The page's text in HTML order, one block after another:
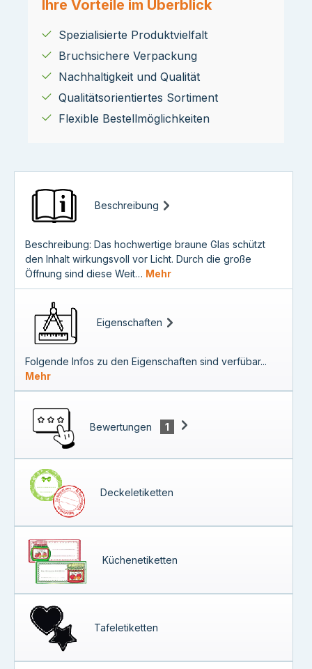
Ihre Vorteile im Überblick
Spezialisierte Produktvielfalt
Bruchsichere Verpackung
Nachhaltigkeit und Qualität
Qualitätsorientiertes Sortiment
Flexible Bestellmöglichkeiten
Beschreibung
Beschreibung: Das hochwertige braune Glas schützt
den Inhalt wirkungsvoll vor Licht. Durch die große
Öffnung sind diese Weit… Mehr
Eigenschaften
Folgende Infos zu den Eigenschaften sind verfübar...
Mehr
Bewertungen 1
Deckeletiketten
Küchenetiketten
Tafeletiketten